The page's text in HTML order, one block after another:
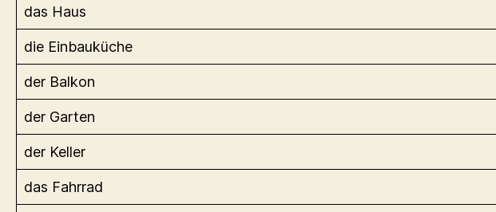
das Haus
die Einbauküche
der Balkon
der Garten
der Keller
das Fahrrad